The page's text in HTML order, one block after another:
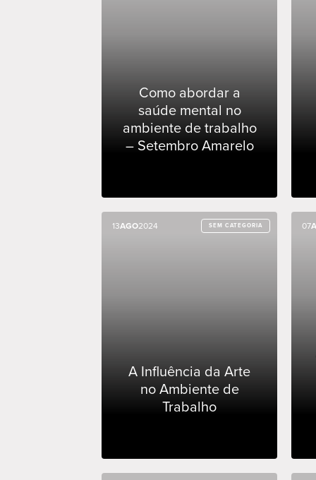
Como abordar a
saúde mental no
ambiente de trabalho
– Setembro Amarelo
13AGO2024 SEM CATEGORIA
A Influência da Arte
no Ambiente de
Trabalho
13AGO2024 SEM CATEGORIA 07
07